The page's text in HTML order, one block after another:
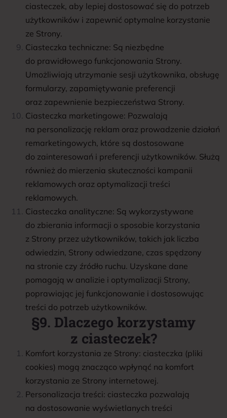
ciasteczek, aby lepiej dostosować się do potrzeb
użytkowników i zapewnić optymalne korzystanie
ze Strony.
Ciasteczka techniczne: Są niezbędne
do prawidłowego funkcjonowania Strony.
Umożliwiają utrzymanie sesji użytkownika, obsługę
formularzy, zapamiętywanie preferencji
oraz zapewnienie bezpieczeństwa Strony.
Ciasteczka marketingowe: Pozwalają
na personalizację reklam oraz prowadzenie działań
remarketingowych, które są dostosowane
do zainteresowań i preferencji użytkowników. Służą
również do mierzenia skuteczności kampanii
reklamowych oraz optymalizacji treści
reklamowych.
Ciasteczka analityczne: Są wykorzystywane
do zbierania informacji o sposobie korzystania
z Strony przez użytkowników, takich jak liczba
odwiedzin, Strony odwiedzane, czas spędzony
na stronie czy źródło ruchu. Uzyskane dane
pomagają w analizie i optymalizacji Strony,
poprawiając jej funkcjonowanie i dostosowując
treści do potrzeb użytkowników.
§9. Dlaczego korzystamy
z ciasteczek?
Komfort korzystania ze Strony: ciasteczka (pliki
cookies) mogą znacząco wpłynąć na komfort
korzystania ze Strony internetowej.
Personalizacja treści: ciasteczka pozwalają
na dostosowanie wyświetlanych treści